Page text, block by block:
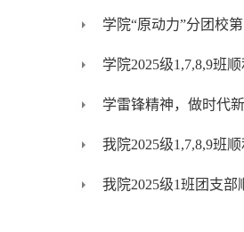
学院“原动力”分团校
学院2025级1,7,8,9班
学雷锋精神，做时代
我院2025级1,7,8,9班
我院2025级1班团支